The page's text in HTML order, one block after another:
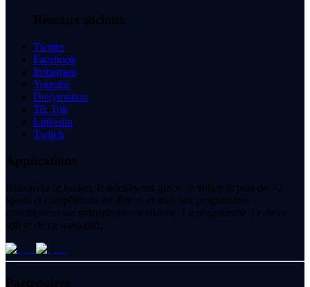
Réseaux sociaux
Twitter
Facebook
Instagram
Youtube
Dailymotion
Tik Tok
Linkedin
Twitch
Applications
Retrouvez le basket, le hockey sur glace, le volley et plus de 70
sports et compétitions en directs et tous nos programmes
gratuitement sur smartphone ou tablette. Le programme Tv de ce
soir et de ce weekend.
Partenaires